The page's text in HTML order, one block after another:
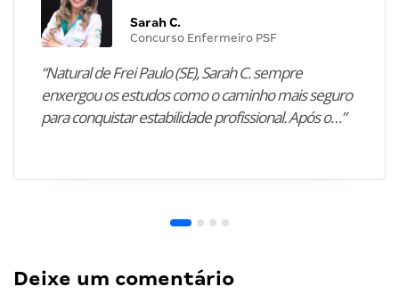
Sarah C.
Concurso Enfermeiro PSF
“Natural de Frei Paulo (SE), Sarah C. sempre
enxergou os estudos como o caminho mais seguro
para conquistar estabilidade profissional. Após o…”
Deixe um comentário